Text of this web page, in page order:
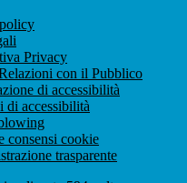
Privacy
con il Pubblico
di accessibilità
di accessibilità
consensi cookie
trasparente